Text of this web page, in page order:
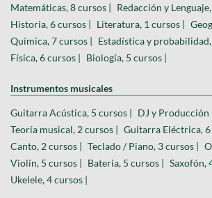
Matemáticas, 8 cursos | Redacción y
Historia, 6 cursos | Literatura, 1 cursos |
Química, 7 cursos | Estadística y
Física, 6 cursos | Biología, 5 cursos |
Instrumentos musicales
Guitarra Acústica, 5 cursos | DJ y Producción
Teoría musical, 2 cursos | Guitarra Eléctrica, 6
Canto, 2 cursos | Teclado / Piano, 3 cursos |
Violin, 5 cursos | Bateria, 5 cursos | Saxofón,
Ukelele, 4 cursos |